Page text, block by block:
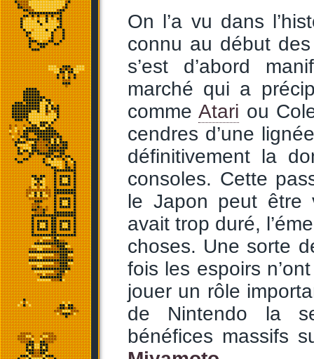
On l’a vu dans
connu au début
s’est d’abord
marché qui a
comme Atari ou
cendres d’une
définitivement la
consoles. Cette
le Japon peut être
avait trop duré,
choses. Une sorte
fois les espoirs
jouer un rôle
de Nintendo la
bénéfices massifs